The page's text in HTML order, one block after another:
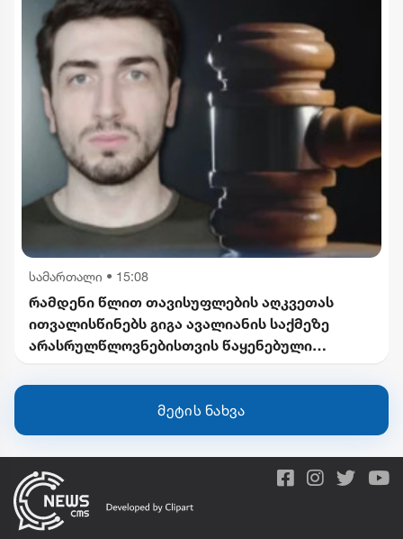
სამართალი • 15:08
რამდენი წლით თავისუფლების აღკვეთას
ითვალისწინებს გიგა ავალიანის საქმეზე
არასრულწლოვნებისთვის წაყენებული
მეტის ნახვა